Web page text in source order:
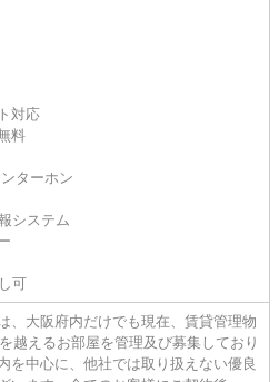
対応
料
ターホン
システム
可
、大阪府内だけでも現在、賃貸管理物
越えるお部屋を管理及び募集しており
を中心に、他社では取り扱えない優良